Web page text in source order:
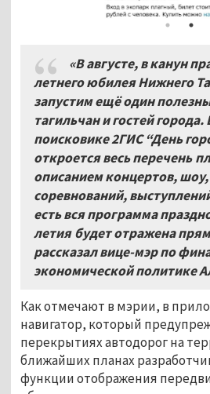
«В августе, в канун
летнего юбилея Нижнего
запустим ещё один
тагильчан и гостей города.
поисковике 2ГИС “День
откроется весь перечень
описанием концертов,
соревнований,
есть вся программа
летия будет отражена
рассказал вице-мэр по
экономической политике
Как отмечают в мэрии, в
навигатор, который
перекрытиях автодорог на
ближайших планах
функции отображения